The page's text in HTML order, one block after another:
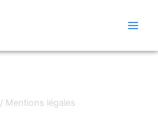
Mentions légales